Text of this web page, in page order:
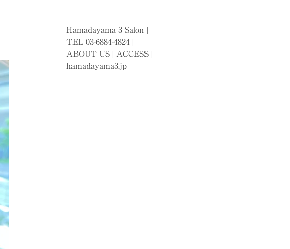
Hamadayama 3 Salon |
TEL 03-6884-4824 |
ABOUT US| ACCESS|
hamadayama3.jp